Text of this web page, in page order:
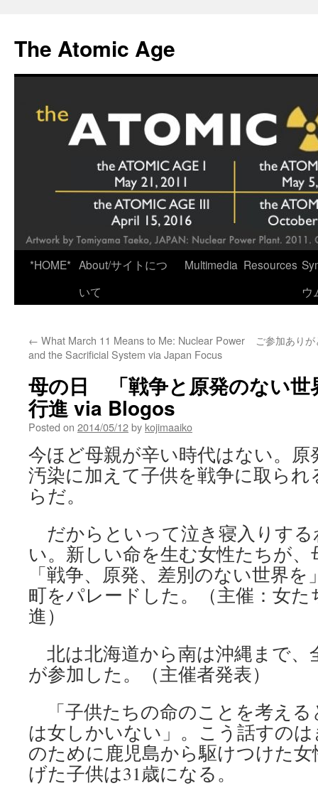
content
The Atomic Age
*HOME* About/サイトにつ
いて
Multimedia Resources
ウ
← What March 11 Means to Me: Nuclear Power
and the Sacrificial System via Japan Focus
ご参加あり
母の日 「戦争と原発のない世
行進 via Blogos
Posted on 2014/05/12by kojimaaiko
今ほど母親が辛い時代はない。原
汚染に加えて子供を戦争に取ら
らだ。
だからといって泣き寝入りす
い。新しい命を生む女性たちが
「戦争、原発、差別のない世界
町をパレードした。（主催：女
進）
北は北海道から南は沖縄まで、
が参加した。（主催者発表）
「子供たちの命のことを考える
は女しかいない」。こう話すの
のために鹿児島から駆けつけた
げた子供は31歳になる。